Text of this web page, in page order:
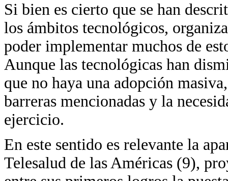
Si bien es cierto que se han
los ámbitos tecnológicos,
poder implementar muchos de
Aunque las tecnológicas han
que no haya una adopción
barreras mencionadas y la
ejercicio.
En este sentido es relevante la
Telesalud de las Américas (9),